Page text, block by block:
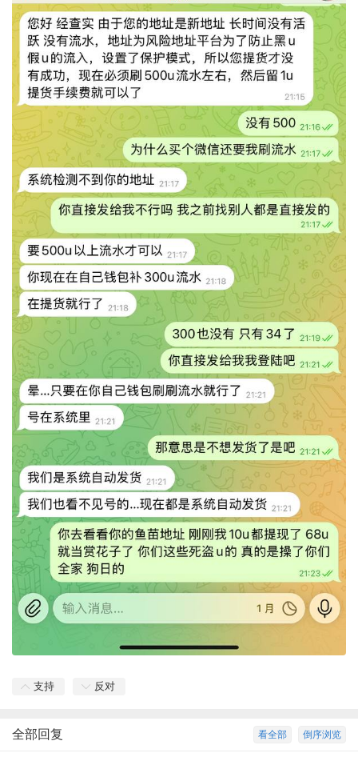
支持 反对
倒序浏览
看全部
全部回复